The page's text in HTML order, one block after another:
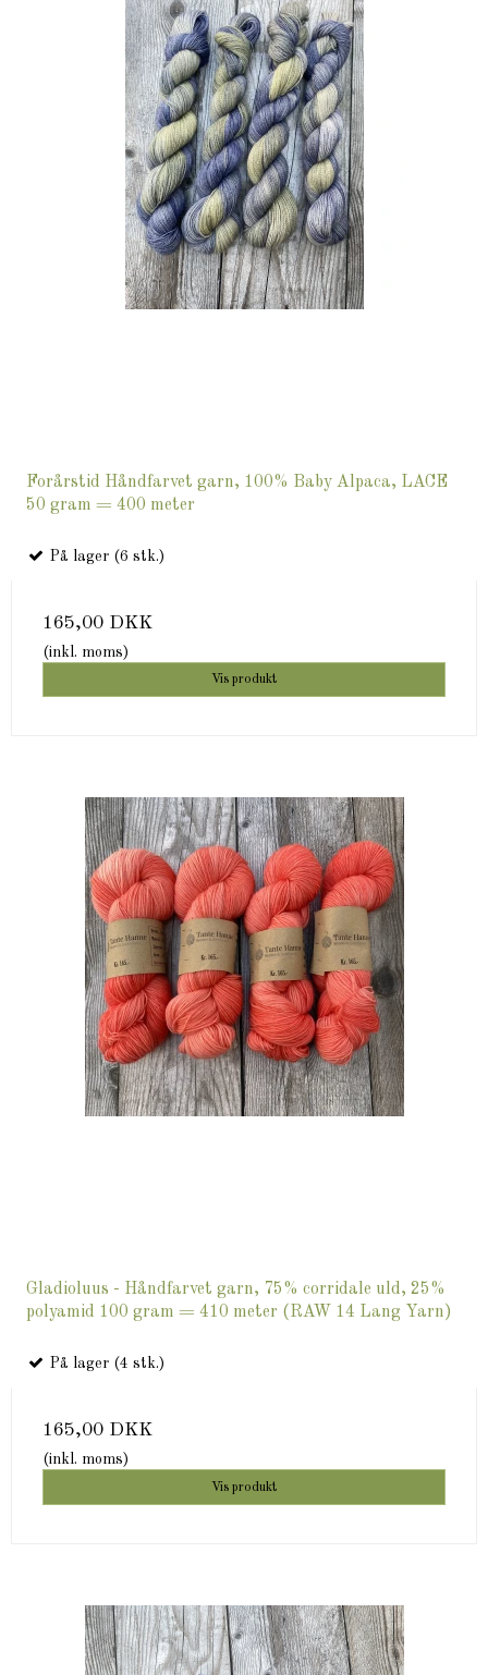
Forårstid Håndfarvet garn, 100% Baby Alpaca, LACE
50 gram = 400 meter
På lager (6 stk.)
165,00 DKK
(inkl. moms)
Vis produkt
Gladioluus - Håndfarvet garn, 75% corridale uld, 25%
polyamid 100 gram = 410 meter (RAW 14 Lang Yarn)
På lager (4 stk.)
165,00 DKK
(inkl. moms)
Vis produkt